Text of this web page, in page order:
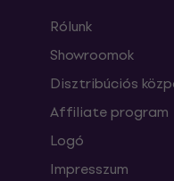
Rólunk
Showroomok
Disztribúciós
Affiliate program
Logó
Impresszum